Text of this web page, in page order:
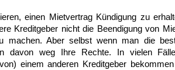
einen Mietvertrag Kündigung zu
Kreditgeber nicht die Beendigung von
machen. Aber selbst wenn man die
davon weg Ihre Rechte. In vielen
einem anderen Kreditgeber